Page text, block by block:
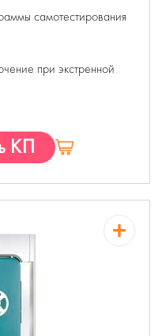
самотестирования
при экстренной
КП